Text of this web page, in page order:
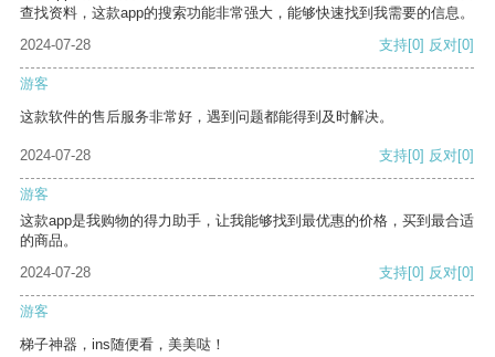
查找资料，这款app的搜索功能非常强大，能够快速找到我需要的信息。
2024-07-28
支持[0] 反对[0]
游客
这款软件的售后服务非常好，遇到问题都能得到及时解决。
2024-07-28 支持[0] 反对[0]
游客
这款app是我购物的得力助手，让我能够找到最优惠的价格，买到最合适
的商品。
2024-07-28
支持[0] 反对[0]
游客
梯子神器，ins随便看，美美哒！